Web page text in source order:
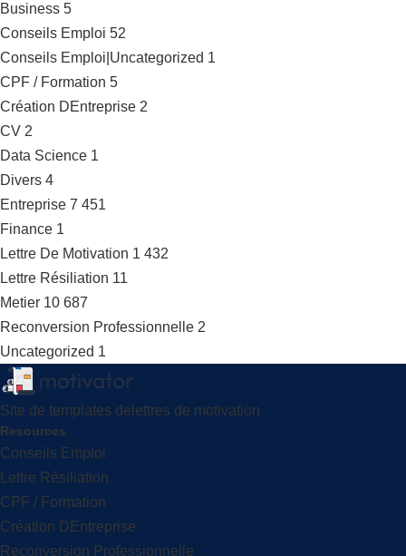
Business 5
Conseils Emploi 52
Conseils Emploi|Uncategorized 1
CPF / Formation 5
Création DEntreprise 2
CV 2
Data Science 1
Divers 4
Entreprise 7 451
Finance 1
Lettre De Motivation 1 432
Lettre Résiliation 11
Metier 10 687
Reconversion Professionnelle 2
Uncategorized 1
Site de templates delettres de motivation
Resources
Conseils Emploi
Lettre Résiliation
CPF / Formation
Création DEntreprise
Reconversion Professionnelle